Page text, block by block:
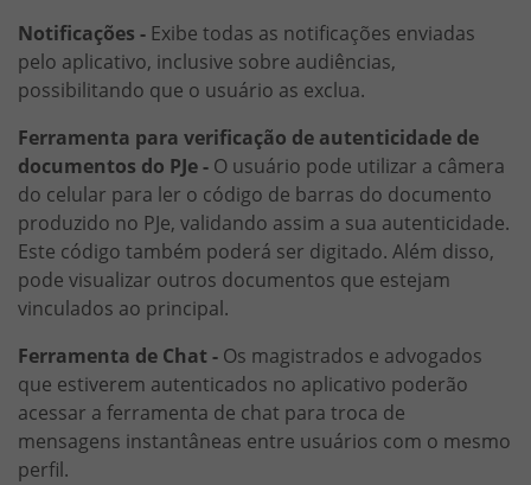
Notificações - Exibe todas as notificações enviadas
pelo aplicativo, inclusive sobre audiências,
possibilitando que o usuário as exclua.
Ferramenta para verificação de autenticidade de
documentos do PJe - O usuário pode utilizar a câmera
do celular para ler o código de barras do documento
produzido no PJe, validando assim a sua autenticidade.
Este código também poderá ser digitado. Além disso,
pode visualizar outros documentos que estejam
vinculados ao principal.
Ferramenta de Chat - Os magistrados e advogados
que estiverem autenticados no aplicativo poderão
acessar a ferramenta de chat para troca de
mensagens instantâneas entre usuários com o mesmo
perfil.